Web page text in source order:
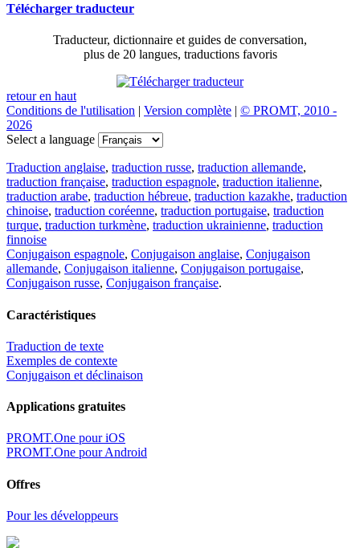
Télécharger traducteur
Traducteur, dictionnaire et guides de conversation,
plus de 20 langues, traductions favoris
retour en haut
Conditions de l'utilisation | Version complète | © PROMT, 2010 -
2026
Select a language
Traduction anglaise, traduction russe, traduction allemande,
traduction française, traduction espagnole, traduction italienne,
traduction arabe, traduction hébreue, traduction kazakhe, traduction
chinoise, traduction coréenne, traduction portugaise, traduction
turque, traduction turkmène, traduction ukrainienne, traduction
finnoise
Conjugaison espagnole, Conjugaison anglaise, Conjugaison
allemande, Conjugaison italienne, Conjugaison portugaise,
Conjugaison russe, Conjugaison française.
Caractéristiques
Traduction de texte
Exemples de contexte
Conjugaison et déclinaison
Applications gratuites
PROMT.One pour iOS
PROMT.One pour Android
Offres
Pour les développeurs